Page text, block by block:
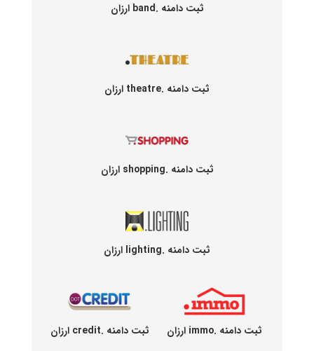
ثبت دامنه .band ارزان
ثبت دامنه .theatre ارزان
ثبت دامنه .shopping ارزان
ثبت دامنه .lighting ارزان
ثبت دامنه .immo ارزان ثبت دامنه .credit ارزان